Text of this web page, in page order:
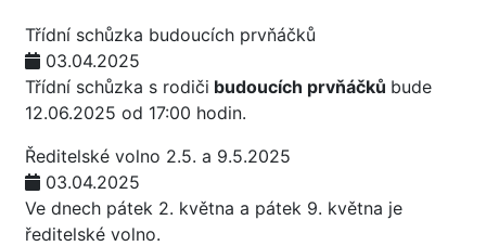
Třídní schůzka budoucích prvňáčků
03.04.2025
Třídní schůzka s rodiči budoucích prvňáčků bude
12.06.2025 od 17:00 hodin.
Ředitelské volno 2.5. a 9.5.2025
03.04.2025
Ve dnech pátek 2. května a pátek 9. května je
ředitelské volno.